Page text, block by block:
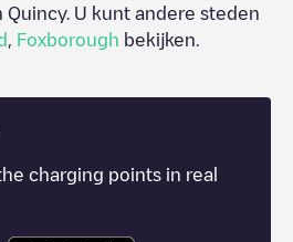
Quincy. U kunt andere steden
Foxborough bekijken.
charging points in real